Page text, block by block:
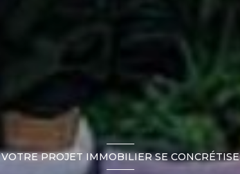
VOTRE PROJET IMMOBILIER SE CONCRÉTISE